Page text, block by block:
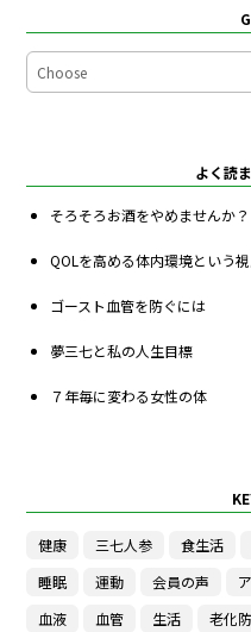
よく読
そろそろお酒をやめません
QOLを高める体内環境という
ゴースト血管を防ぐには
夢三七と私の人生目標
７年毎に変わる女性の体
健康 三七人参 食生活
睡眠
運動 会員の声
血液
血管 生活 老化